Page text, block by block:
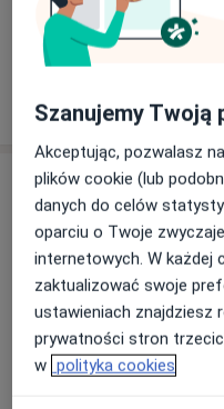
320 zł Szczegóły
W jaki sposób
Adres
Gabinety
CENTER
Powstańców
Szanujemy Twoją
Akceptując, pozwalasz
plików cookie (lub
danych do celów
oparciu o Twoje
internetowych. W każdej
zaktualizować swoje
ustawieniach znajdziesz
prywatności stron
w polityka cookies